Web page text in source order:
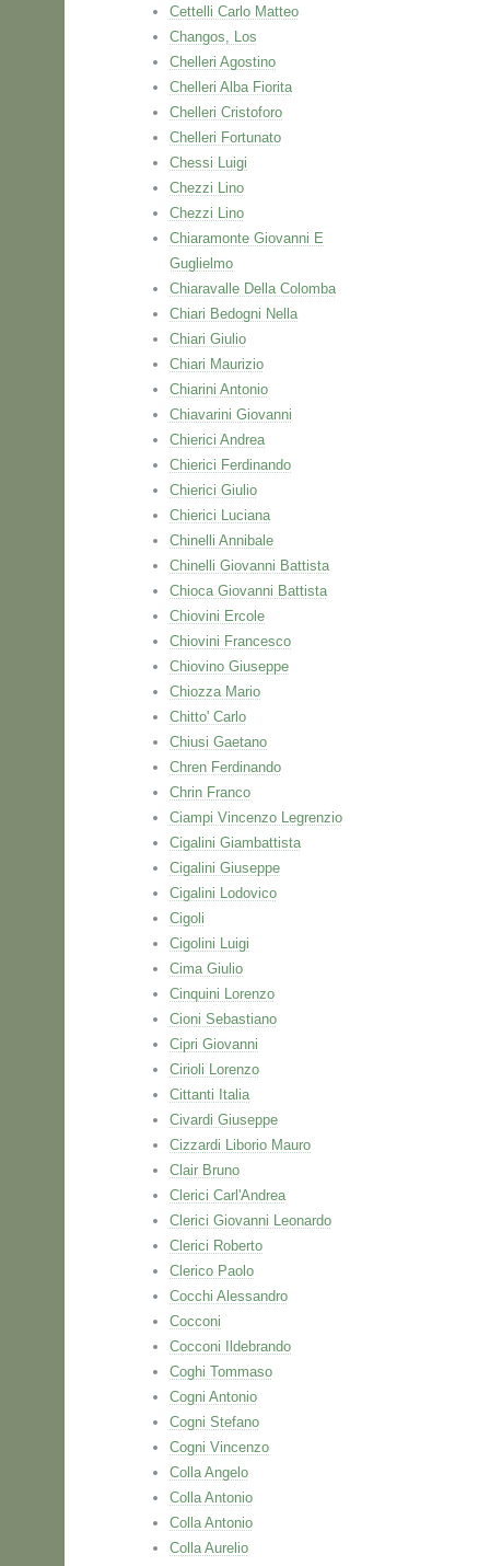
Cettelli Carlo Matteo
Changos, Los
Chelleri Agostino
Chelleri Alba Fiorita
Chelleri Cristoforo
Chelleri Fortunato
Chessi Luigi
Chezzi Lino
Chezzi Lino
Chiaramonte Giovanni E
Guglielmo
Chiaravalle Della Colomba
Chiari Bedogni Nella
Chiari Giulio
Chiari Maurizio
Chiarini Antonio
Chiavarini Giovanni
Chierici Andrea
Chierici Ferdinando
Chierici Giulio
Chierici Luciana
Chinelli Annibale
Chinelli Giovanni Battista
Chioca Giovanni Battista
Chiovini Ercole
Chiovini Francesco
Chiovino Giuseppe
Chiozza Mario
Chitto' Carlo
Chiusi Gaetano
Chren Ferdinando
Chrin Franco
Ciampi Vincenzo Legrenzio
Cigalini Giambattista
Cigalini Giuseppe
Cigalini Lodovico
Cigoli
Cigolini Luigi
Cima Giulio
Cinquini Lorenzo
Cioni Sebastiano
Cipri Giovanni
Cirioli Lorenzo
Cittanti Italia
Civardi Giuseppe
Cizzardi Liborio Mauro
Clair Bruno
Clerici Carl'Andrea
Clerici Giovanni Leonardo
Clerici Roberto
Clerico Paolo
Cocchi Alessandro
Cocconi
Cocconi Ildebrando
Coghi Tommaso
Cogni Antonio
Cogni Stefano
Cogni Vincenzo
Colla Angelo
Colla Antonio
Colla Antonio
Colla Aurelio